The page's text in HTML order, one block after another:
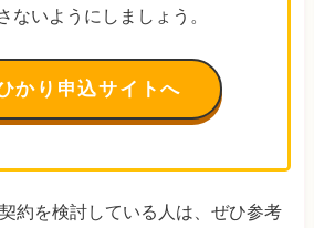
ないようにしましょう。
かり申込サイトへ
約を検討している人は、ぜひ参考